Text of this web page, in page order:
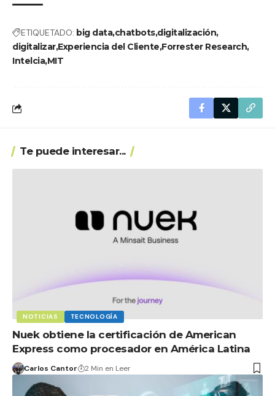
ETIQUETADO: big datachatbotsdigitalización
digitalizarExperiencia del Cliente Forrester Research
IntelciaMIT
Te puede interesar...
NOTICIAS TECNOLOGÍA
Nuek obtiene la certificación de American
Express como procesador en América Latina
Carlos Cantor 2 Min en Leer